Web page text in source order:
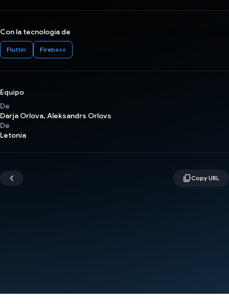
Con la tecnología de
Flutter Firebase
Equipo
De
Darja Orlova, Aleksandrs Orlovs
De
Letonia